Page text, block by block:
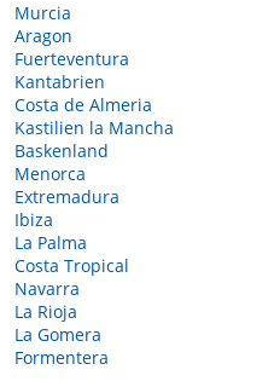
Murcia
Aragon
Fuerteventura
Kantabrien
Costa de Almeria
Kastilien la Mancha
Baskenland
Menorca
Extremadura
Ibiza
La Palma
Costa Tropical
Navarra
La Rioja
La Gomera
Formentera